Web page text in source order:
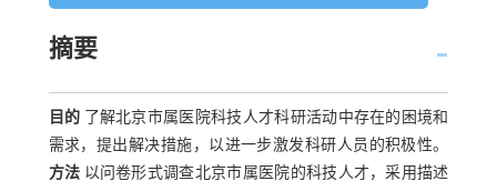
摘要
目的 了解北京市属医院科技人才科研活动中存在的困境和
需求，提出解决措施，以进一步激发科研人员的积极性。
方法 以问卷形式调查北京市属医院的科技人才，采用描述